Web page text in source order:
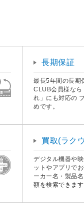
長期保証
最長5年間の長期
CLUB会員様なら
れ」にも対応の
めです。
買取(ラク
デジタル機器や
ットやアプリで
ーカー名・製品
額を検索できます